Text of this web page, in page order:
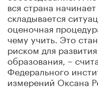
вся страна
складывается
оценочная
чему учить. Это
риском для
образования, –
Федерального
измерений Оксана